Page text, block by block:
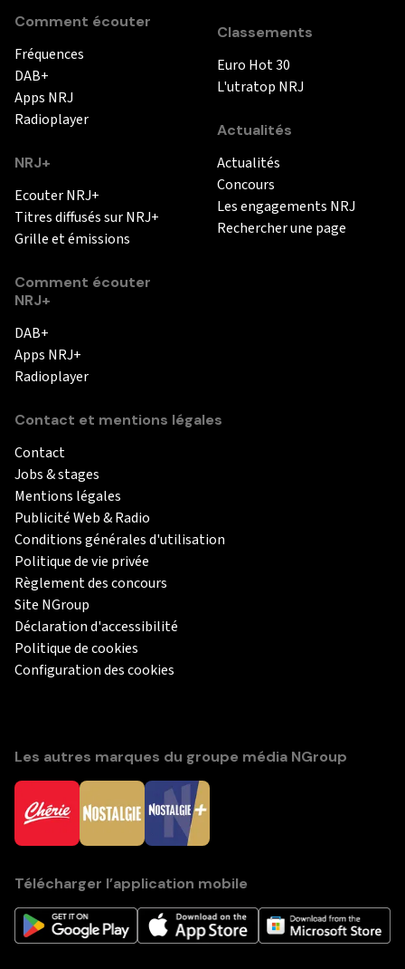
Comment écouter
Fréquences
DAB+
Apps NRJ
Radioplayer
NRJ+
Ecouter NRJ+
Titres diffusés sur NRJ+
Grille et émissions
Comment écouter
NRJ+
DAB+
Apps NRJ+
Radioplayer
Classements
Euro Hot 30
L'utratop NRJ
Actualités
Actualités
Concours
Les engagements NRJ
Rechercher une page
Contact et mentions légales
Contact
Jobs & stages
Mentions légales
Publicité Web & Radio
Conditions générales d'utilisation
Politique de vie privée
Règlement des concours
Site NGroup
Déclaration d'accessibilité
Politique de cookies
Configuration des cookies
Les autres marques du groupe média NGroup
Télécharger l’application mobile